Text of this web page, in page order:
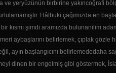
ve yeryüzünün birbirine yakıncoğrafi
Hâlbuki çağımızda en
kısmı şimdi aramızda bulunanilim
aybaşlarını belirlemek, çıplak gözle
ayın başlangıcını belirlemededaha
dinen bir engelmiş gibi göstermek,